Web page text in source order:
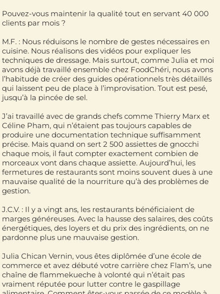
Pouvez-vous maintenir la qualité tout en servant 40 000
clients par mois ?
M.F. : Nous réduisons le nombre de gestes nécessaires en
cuisine. Nous réalisons des vidéos pour expliquer les
techniques de dressage. Mais surtout, comme Julia et moi
avons déjà travaillé ensemble chez FoodChéri, nous avons
l’habitude de créer des guides opérationnels très détaillés
qui laissent peu de place à l’improvisation. Tout est pesé,
jusqu’à la pincée de sel.
J’ai travaillé avec de grands chefs comme Thierry Marx et
Céline Pham, qui n’étaient pas toujours capables de
produire une documentation technique suffisamment
précise. Mais quand on sert 2 500 assiettes de gnocchi
chaque mois, il faut compter exactement combien de
morceaux vont dans chaque assiette. Aujourd’hui, les
fermetures de restaurants sont moins souvent dues à une
mauvaise qualité de la nourriture qu’à des problèmes de
gestion.
J.C.V. : Il y a vingt ans, les restaurants bénéficiaient de
marges généreuses. Avec la hausse des salaires, des coûts
énergétiques, des loyers et du prix des ingrédients, on ne
pardonne plus une mauvaise gestion.
Julia Chican Vernin, vous êtes diplômée d’une école de
commerce et avez débuté votre carrière chez Flam’s, une
chaîne de flammekueche à volonté qui n’était pas
vraiment réputée pour lutter contre le gaspillage